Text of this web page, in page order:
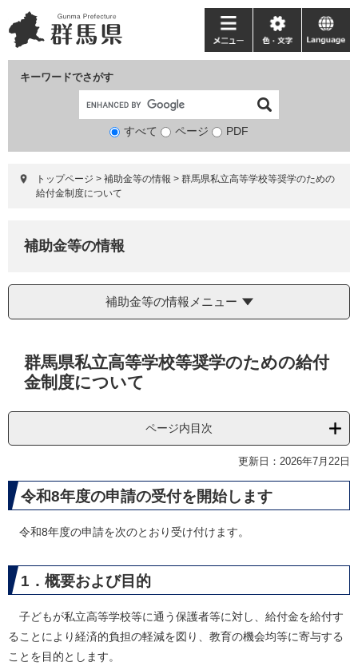
ー
ジ
ニ
ュ
て
キーワードでさがす
検
象
すべて ページ PDF
メ
ニ
ー
色・
文
language
トップページ > 補助金等の情報 > 群馬県私立高等学校等奨学のための
給付金制度について
補助金等の情報
補助金等の情報メニュー
群馬県私立高等学校等奨学のための給付
金制度について
ページ内目次
更新日：2026年7月22日
令和8年度の申請の受付を開始します
令和8年度の申請を次のとおり受け付けます。
1．概要および目的
子どもが私立高等学校等に通う保護者等に対し、給付金を給付す
ることにより経済的負担の軽減を図り、教育の機会均等に寄与する
ことを目的とします。